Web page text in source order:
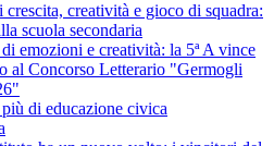
crescita, creatività e gioco di squadra:
scuola secondaria
emozioni e creatività: la 5ª A vince
al Concorso Letterario "Germogli
di educazione civica